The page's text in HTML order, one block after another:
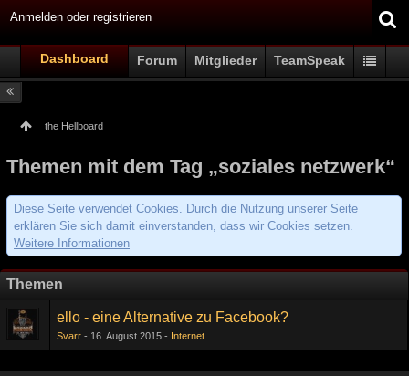
Anmelden oder registrieren
Dashboard Forum Mitglieder TeamSpeak
the Hellboard
Themen mit dem Tag „soziales netzwerk“
Diese Seite verwendet Cookies. Durch die Nutzung unserer Seite
erklären Sie sich damit einverstanden, dass wir Cookies setzen.
Weitere Informationen
Themen
ello - eine Alternative zu Facebook?
Svarr 16. August 2015 Internet